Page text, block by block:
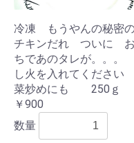
冷凍 もうやんの秘密
チキンだれ ついに お
ちであのタレが。。。
し火を入れてください
菜炒めにも 250ｇ
￥900
数量